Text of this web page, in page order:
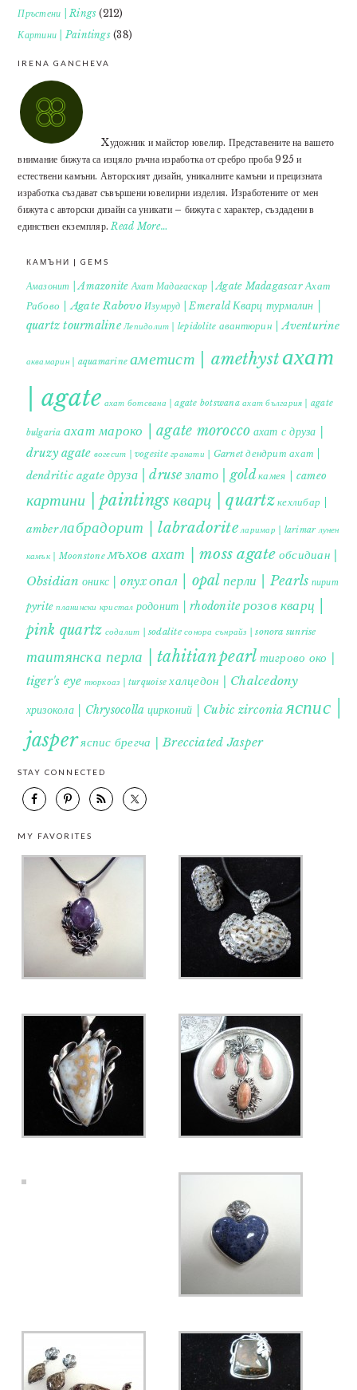
Пръстени | Rings (212)
Картини | Paintings(38)
IRENA GANCHEVA
Xудожник и майстор ювелир. Представените на вашето
внимание бижута са изцяло ръчна изработка от сребро проба 925 и
естествени камъни. Авторският дизайн, уникалните камъни и прецизната
изработка създават съвършени ювелирни изделия. Изработените от мен
бижута с авторски дизайн са уникати – бижута с характер, създадени в
единствен екземпляр.Read More…
КАМЪНИ | GEMS
Амазонит | Amazonite Ахат Мадагаскар | Agate Madagascar Ахат
Рабово | Agate Rabovo Изумруд | Emerald Кварц турмалин |
quartz tourmaline Лепидолит | lepidolite авантюрин | Aventurine
аквамарин | aquamarine аметист | amethystахат
| agate ахат ботсвана | agate botswana ахат българия | agate
bulgaria ахат мароко | agate morocco ахат с друза |
druzy agate вогесит | vogesite гранати | Garnet дендрит ахат |
dendritic agate друза | druse злато | gold камея | cameo
картини | paintings кварц | quartzкехлибар |
amberлабрадорит | labradorite ларимар | larimar лунен
камък | Moonstone мъхов ахат | moss agate обсидиан |
Obsidian оникс | onyxопал | opal перли | Pearls пирит |
pyrite планински кристал родонит | rhodonite розов кварц |
pink quartz содалит | sodalite сонора сънрайз | sonora sunrise
таитянска перла | tahitian pearl тигрово око |
tiger's eye тюркоаз | turquoise халцедон | Chalcedony
хризокола | Chrysocolla цирконий | Cubic zirconia яспис |
jasperяспис брегча | Brecciated Jasper
STAY CONNECTED
MY FAVORITES